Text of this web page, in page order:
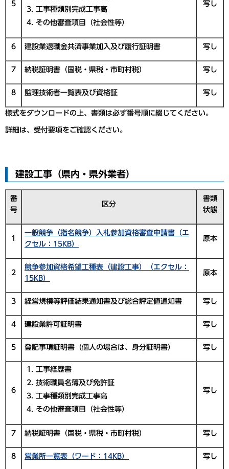
5
工事種類別完成工事高
その他審査項目（社会性等）
写し
6 建設業退職金共済事業加入及び履行証明書 写し
7 納税証明書（国税・県税・市町村税） 写し
8 監理技術者一覧表及び資格証 写し
様式をダウンロードの上、書類は必ず番号順に綴じてください。
詳細は、受付要項をご確認ください。
建設工事（県内・県外業者）
番
号
区分
書類
状態
1
一般競争（指名競争）入札参加資格審査申請書（エ
クセル：15KB）
原本
2
競争参加資格希望工種表（建設工事）（エクセル：
15KB）
原本
3 経営規模等評価結果通知書及び総合評定値通知書 写し
4 建設業許可証明書 写し
5 登記事項証明書（個人の場合は、身分証明書） 写し
6
工事経歴書
技術職員名簿及び免許証
工事種類別完成工事高
その他審査項目（社会性等）
写し
7 納税証明書（国税・県税・市町村税） 写し
8 営業所一覧表（ワード：14KB） 写し